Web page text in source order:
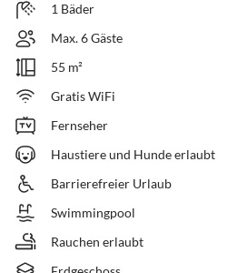
1 Bäder
Max. 6 Gäste
55 m²
Gratis WiFi
Fernseher
Haustiere und Hunde erlaubt
Barrierefreier Urlaub
Swimmingpool
Rauchen erlaubt